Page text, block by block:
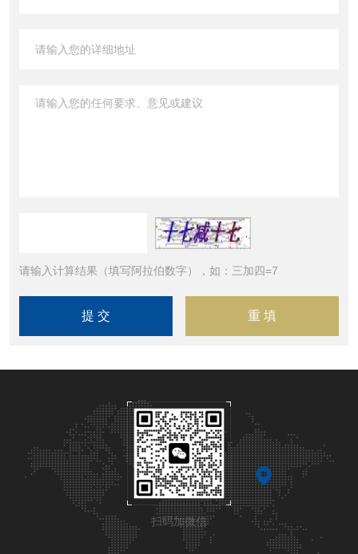
请输入计算结果（填写阿拉伯数字），如：三加四=7
扫码加微信